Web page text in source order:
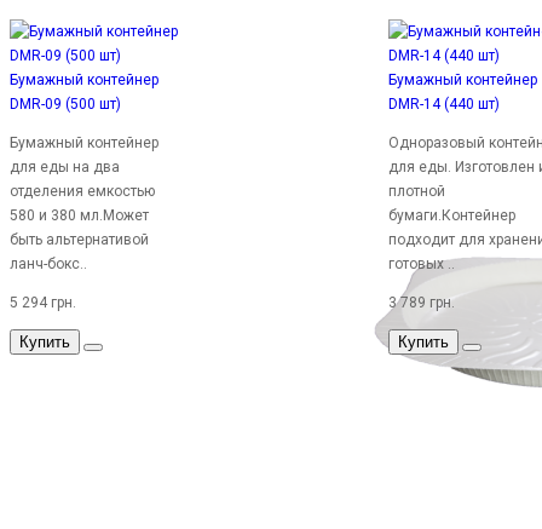
Бумажный контейнер
DMR-09 (500 шт)
Бумажный контейнер
для еды на два
отделения емкостью
580 и 380 мл.Может
быть альтернативой
ланч-бокс..
5 294 грн.
Купить
Бумажный контейнер
DMR-14 (440 шт)
Одноразовый
для еды. Изготовлен
плотной
бумаги.Контейнер
подходит для
готовых ..
3 789 грн.
Купить